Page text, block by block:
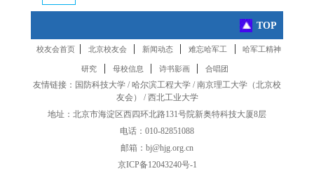
TOP
校友会首页 | 北京校友会 | 新闻动态 | 难忘哈军工 | 哈军工精神
研究 | 母校信息 | 诗书影画 | 合唱团
友情链接： 国防科技大学 /哈尔滨工程大学 /南京理工大学 （北京校
友会） /西北工业大学
地址：北京市海淀区西四环北路131号院新奥特科技大厦8层
电话：010-82851088
邮箱：bj@hjg.org.cn
京ICP备12043240号-1